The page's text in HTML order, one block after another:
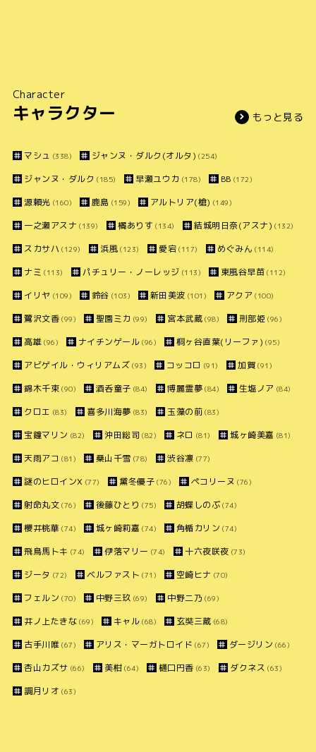
Character
キャラクター もっと見る
マシュ (338) ジャンヌ・ダルク(オルタ) (254)
ジャンヌ・ダルク (185) 早瀬ユウカ (178) BB (172)
源頼光 (160) 鹿島 (159) アルトリア(槍) (149)
一之瀬アスナ (139) 橘ありす (134) 結城明日奈(アスナ) (132)
スカサハ (129) 浜風 (123) 愛宕 (117) めぐみん (114)
ナミ (113) パチュリー・ノーレッジ (113) 東風谷早苗 (112)
イリヤ (109) 鈴谷 (103) 新田美波 (101) アクア (100)
鷺沢文香 (99) 聖園ミカ (99) 宮本武蔵 (98) 刑部姫 (96)
高雄 (96) ナイチンゲール (96) 桐ヶ谷直葉(リーファ) (95)
アビゲイル・ウィリアムズ (93) コッコロ (91) 加賀 (91)
錦木千束 (90) 酒呑童子 (84) 博麗霊夢 (84) 生塩ノア (84)
クロエ (83) 喜多川海夢 (83) 玉藻の前 (83)
宝鐘マリン (82) 沖田総司 (82) ネロ (81) 城ヶ崎美嘉 (81)
天雨アコ (81) 桑山千雪 (78) 渋谷凛 (77)
謎のヒロインX (77) 黛冬優子 (76) ペコリーヌ (76)
射命丸文 (76) 後藤ひとり (75) 胡蝶しのぶ(74)
櫻井桃華 (74) 城ヶ崎莉嘉 (74) 角楯カリン (74)
飛鳥馬トキ (74) 伊落マリー (74) 十六夜咲夜 (73)
ジータ (72) ベルファスト (71) 空崎ヒナ (70)
フェルン (70) 中野三玖 (69) 中野二乃 (69)
井ノ上たきな (69) キャル (68) 玄奘三蔵 (68)
古手川唯 (67) アリス・マーガトロイド (67) ダージリン (66)
杏山カズサ (66) 美柑 (64) 樋口円香 (63) ダクネス (63)
調月リオ (63)